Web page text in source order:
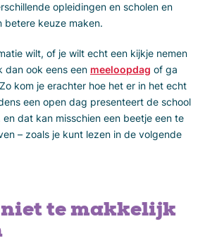
opleidingen en scholen en
betere keuze maken.
wilt, of je wilt echt een kijkje nemen
dan ook eens een meeloopdag of ga
kom je erachter hoe het er in het echt
een open dag presenteert de school
dat kan misschien een beetje een te
– zoals je kunt lezen in de volgende
niet te makkelijk